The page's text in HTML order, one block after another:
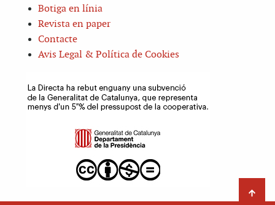
Botiga en línia
Revista en paper
Contacte
Avis Legal & Política de Cookies